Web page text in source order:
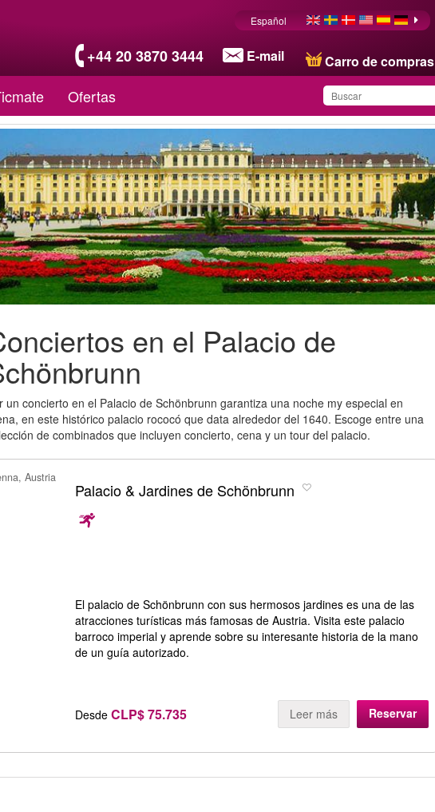
+44 20 3870 3444 E-mail Carro de compras
Español
Ofertas
producto en su lista
en el Palacio de
un concierto en el Palacio de Schönbrunn garantiza una noche my especial en
en este histórico palacio rococó que data alrededor del 1640. Escoge entre una
de combinados que incluyen concierto, cena y un tour del palacio.
Austria
Palacio & Jardines de Schönbrunn
El palacio de Schönbrunn con sus hermosos jardines es una de las
atracciones turísticas más famosas de Austria. Visita este palacio
barroco imperial y aprende sobre su interesante historia de la mano
de un guía autorizado.
Desde CLP$ 75.735 Leer más Reservar